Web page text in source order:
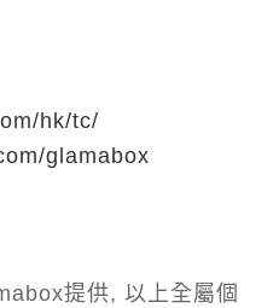
hk/tc/
glamabox
提供, 以上全屬個